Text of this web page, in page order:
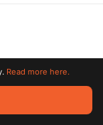
All trademarks
Read more here.